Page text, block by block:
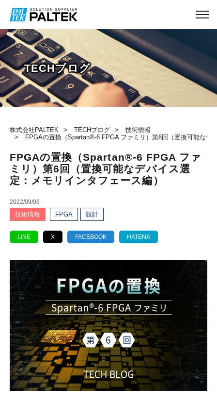
株式会社PALTEK TECHブログ
技術情報
FPGAの置換（Spartan®-6 FPGA ファミリ）第6回（置換可能なデ
TECHブログ
FPGAの置換（Spartan®-6 FPGA ファ
ミリ）第6回（置換可能なデバイス選
定：メモリインタフェース編）
2022/09/06
技術情報 FPGA 設計
LINE X FACEBOOK HATENA